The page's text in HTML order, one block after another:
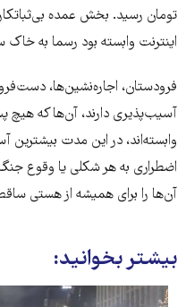
تومان رسید. بخش عمده
اینترنت وابسته بود رسما به خاک
فرودستان، اجاره‌نشین‌ها،
آسیب‌پذیری دارند، آن‌ها که هیچ
وابسته‌اند، در این مدت
اضطراری به هر شکلی یا وقوع
آن‌ها را برای همیشه از هستی
بیشتر بخوانید: